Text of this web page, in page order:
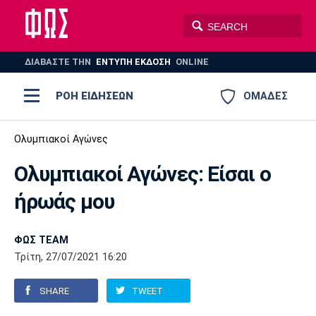
ΔΙΑΒΑΣΤΕ THN ΕΝΤΥΠΗ ΕΚΔΟΣΗ ONLINE
ΟΜΑΔΕΣ
ΡΟΗ ΕΙΔΗΣΕΩΝ
ΠΟΔΟΣΦΑΙΡΟ
ΣΠΟΡ
AUTO-MOTO
Ποδόσφαιρο
Super League 1
Super League 2
Γ Εθνική
Ελλάδα
Μπάσκετ
Ελλάδα
Εθνική
EuroLeague
Ολυμπιακοί Αγώνες
Βόλεϊ
Πόλο
Ολυμπιακός
Παναθηναϊκός Ατρόμητος
Ολυμπιακοί Αγώνες
Ολυμπιακοί Αγώνες: Είσαι ο
ήρωάς μου
ΦΩΣ TEAM
Τρίτη, 27/07/2021 16:20
SHARE TWEET